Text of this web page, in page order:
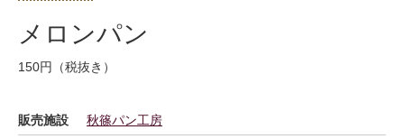
メロンパン
150円（税抜き）
販売施設 秋篠パン工房